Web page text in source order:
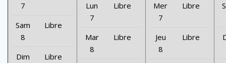
7
Sam
8
Libre
Dim
Libre
Lun
7
Libre
Mar
8
Libre
Mer
7
Libre
Jeu
8
Libre